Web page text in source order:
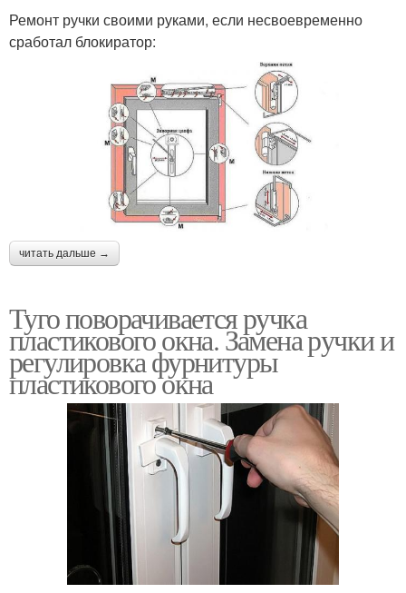
Ремонт ручки своими руками, если несвоевременно
сработал блокиратор:
читать дальше →
Туго поворачивается ручка
пластикового окна. Замена ручки и
регулировка фурнитуры
пластикового окна